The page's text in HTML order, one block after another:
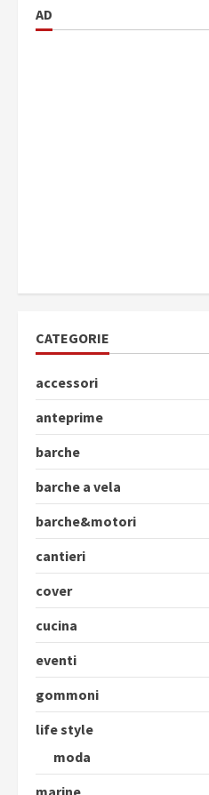
AD
CATEGORIE
accessori
anteprime
barche
barche a vela
barche&motori
cantieri
cover
cucina
eventi
gommoni
life style
moda